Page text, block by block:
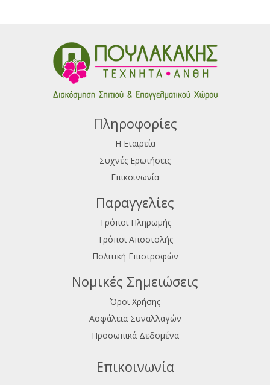
Πληροφορίες
Η Εταιρεία
Συχνές Ερωτήσεις
Επικοινωνία
Παραγγελίες
Τρόποι Πληρωμής
Τρόποι Αποστολής
Πολιτική Επιστροφών
Νομικές Σημειώσεις
Όροι Χρήσης
Ασφάλεια Συναλλαγών
Προσωπικά Δεδομένα
Επικοινωνία